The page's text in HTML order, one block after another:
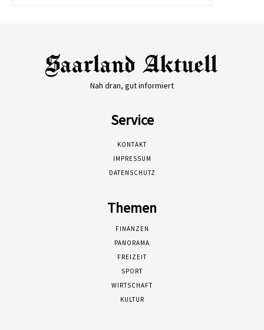
Nah dran, gut informiert
Service
KONTAKT
IMPRESSUM
DATENSCHUTZ
Themen
FINANZEN
PANORAMA
FREIZEIT
SPORT
WIRTSCHAFT
KULTUR